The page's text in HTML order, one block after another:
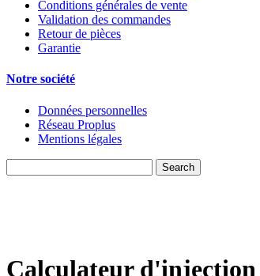
Conditions générales de vente
Validation des commandes
Retour de pièces
Garantie
Notre société
Données personnelles
Réseau Proplus
Mentions légales
Calculateur d'injection